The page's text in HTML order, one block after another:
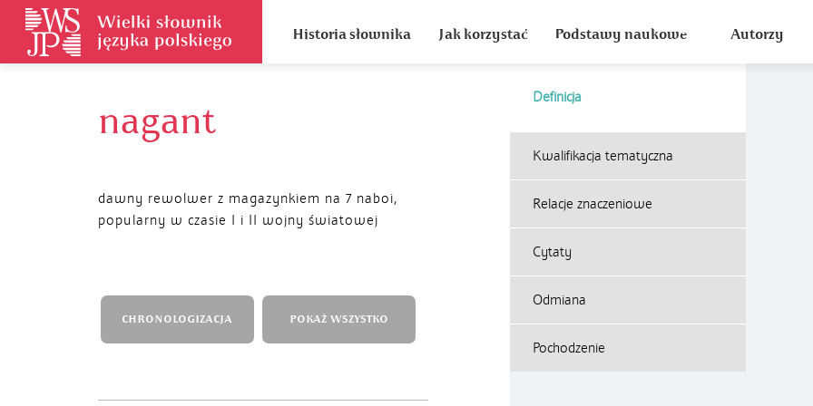
Historia słownika Jak korzystać Podstawy naukowe Autorzy
nagant
Definicja
dawny rewolwer z magazynkiem na 7 naboi,
popularny w czasie I i II wojny światowej
Kwalifikacja tematyczna
Relacje znaczeniowe
Cytaty
Odmiana
Pochodzenie
CHRONOLOGIZACJA POKAŻ WSZYSTKO